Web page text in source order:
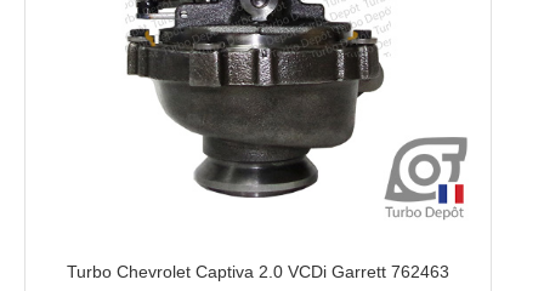
Turbo Chevrolet Captiva 2.0 VCDi Garrett 762463